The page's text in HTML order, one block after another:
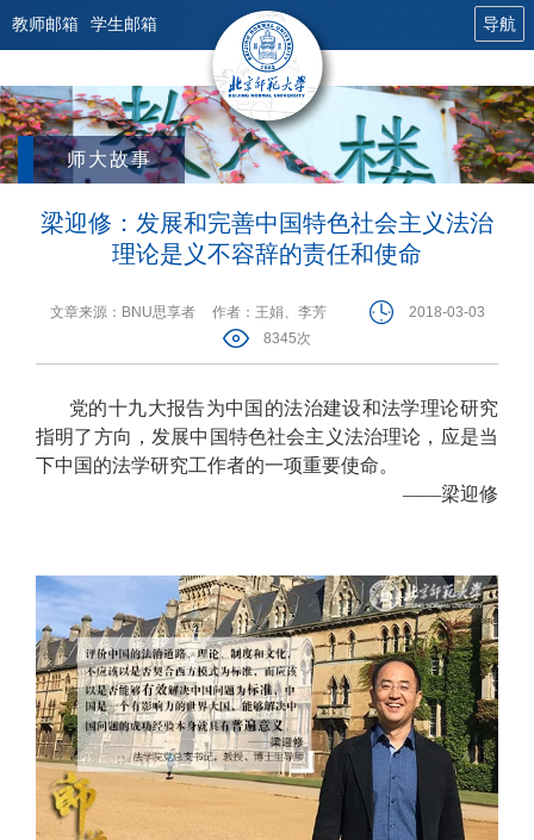
教师邮箱 学生邮箱 导航
师大故事
梁迎修：发展和完善中国特色社会主义法治
理论是义不容辞的责任和使命
文章来源：BNU思享者 作者：王娟、李芳
2018-03-03
8345次
党的十九大报告为中国的法治建设和法学理论研究
指明了方向，发展中国特色社会主义法治理论，应是当
下中国的法学研究工作者的一项重要使命。
——梁迎修